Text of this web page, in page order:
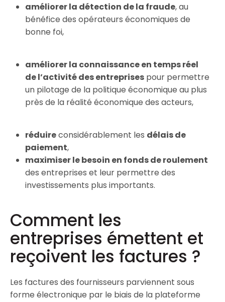
améliorer la détection de la fraude, au
bénéfice des opérateurs économiques de
bonne foi,
améliorer la connaissance en temps réel
de l’activité des entreprises pour permettre
un pilotage de la politique économique au plus
près de la réalité économique des acteurs,
réduireconsidérablement les délais de
paiement,
maximiser le besoin en fonds de roulement
des entreprises et leur permettre des
investissements plus importants.
Comment les
entreprises émettent et
reçoivent les factures ?
Les factures des fournisseurs parviennent sous
forme électronique par le biais de la plateforme